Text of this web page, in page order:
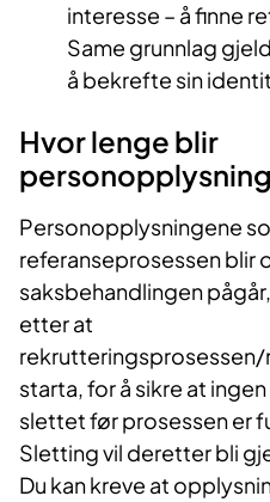
interesse – å finne
Same grunnlag
å bekrefte sin
Hvor lenge blir
Personopplysningene
referanseprosessen blir
saksbehandlingen
etter at
starta, for å sikre at
slettet før prosessen er
Sletting vil deretter bli
Du kan kreve at